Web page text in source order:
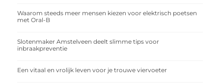
Waarom steeds meer mensen kiezen voor elektrisch poetsen
met Oral-B
Slotenmaker Amstelveen deelt slimme tips voor
inbraakpreventie
Een vitaal en vrolijk leven voor je trouwe viervoeter